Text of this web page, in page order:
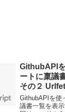
GithubAPI
ートに稟議
その２
GithubAPIを使
議書一覧を表